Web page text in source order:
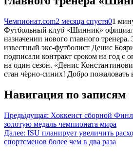
Чемпионат.com2 месяца спустя01
Футбольный клуб «Шинник»
назначении нового главного тренера.
известный экс-футболист Денис
подписали контракт сроком на год с
на один сезон. «Денис
стан чёрно-синих! Добро
Навигация по записям
Предыдущая: Хоккеист сборной
золотую медаль чемпионата мира
Далее: ISU планирует увеличить
спортсменов более чем в два раза